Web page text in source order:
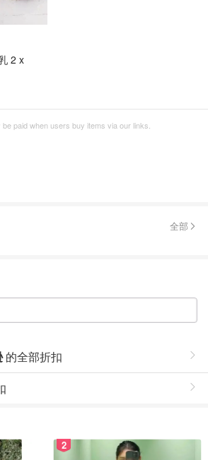
2 x
be paid when users buy items via our links.
全部
的全部折扣
2